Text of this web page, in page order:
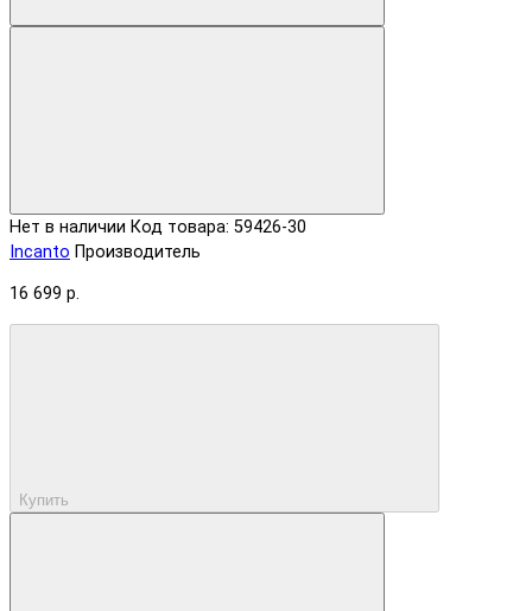
Нет в наличии Код товара: 59426-30
Incanto Производитель
16 699 р.
Купить